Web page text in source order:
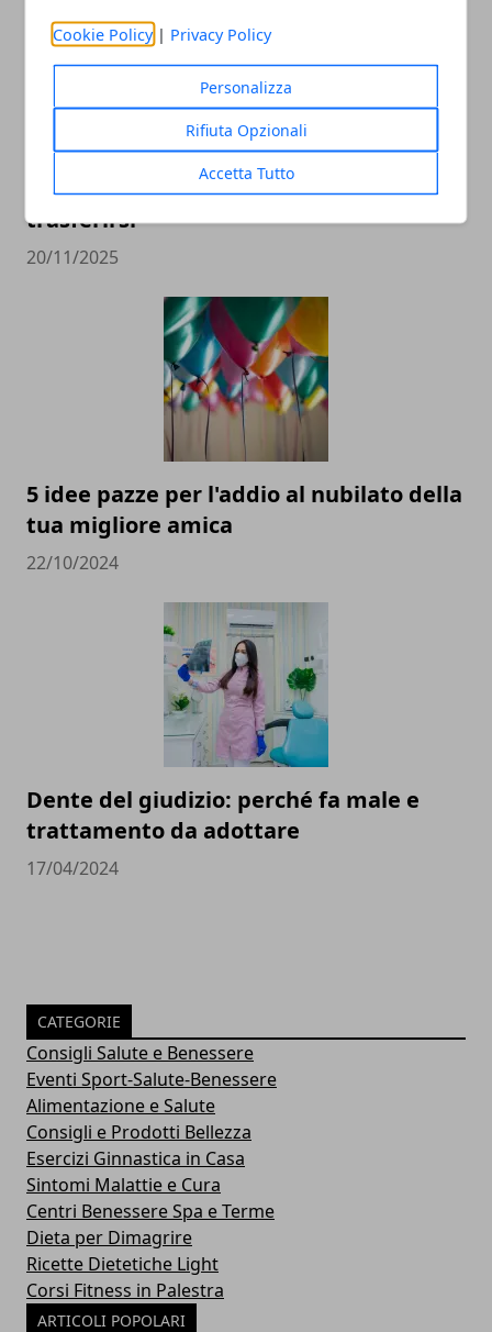
Cookie Policy | Privacy Policy
Personalizza
Rifiuta Opzionali
Accetta Tutto
Dubai: i falsi miti da sfatare prima di
trasferirsi
20/11/2025
5 idee pazze per l'addio al nubilato della
tua migliore amica
22/10/2024
Dente del giudizio: perché fa male e
trattamento da adottare
17/04/2024
CATEGORIE
Consigli Salute e Benessere
Eventi Sport-Salute-Benessere
Alimentazione e Salute
Consigli e Prodotti Bellezza
Esercizi Ginnastica in Casa
Sintomi Malattie e Cura
Centri Benessere Spa e Terme
Dieta per Dimagrire
Ricette Dietetiche Light
Corsi Fitness in Palestra
ARTICOLI POPOLARI